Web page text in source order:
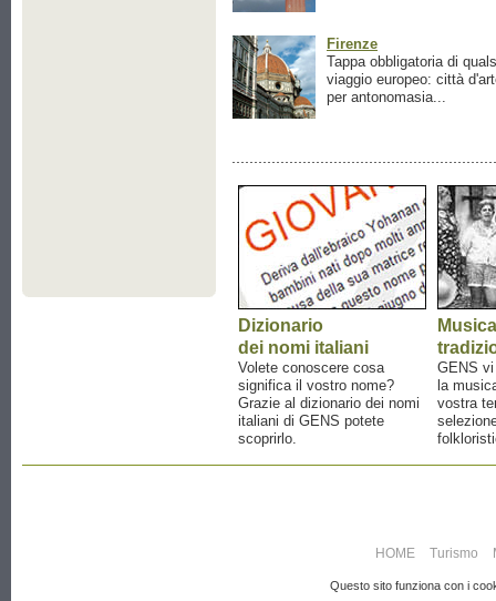
Firenze
Tappa obbligatoria di
viaggio europeo: città
per antonomasia...
Dizionario
dei nomi italiani
Volete conoscere cosa
significa il vostro nome?
Grazie al dizionario dei nomi
italiani di GENS potete
scoprirlo.
Musica
GENS
la
vostra
HOME Turismo
Questo sito funziona con i